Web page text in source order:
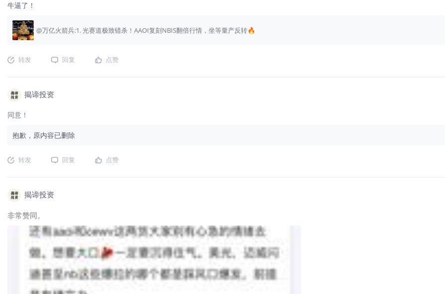
牛逼了！
@万亿火箭兵:1. 光赛道极致错杀！AAOI复刻NBIS翻倍行情，坐等量产反转🔥
转发 回复 点赞
揭谛投资
同意！
抱歉，原内容已删除
转发 回复 点赞
揭谛投资
非常赞同。